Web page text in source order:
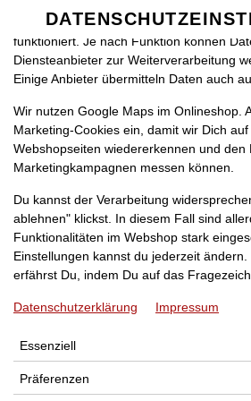
DE
CHICKEN
benötigt, damit bei Deinem Besuch
funktioniert. Je nach Funktion können
Diensteanbieter zur Weiterverarbeitung
Einige Anbieter übermitteln Daten auch
Wir nutzen Google Maps im Onlineshop.
Marketing-Cookies ein, damit wir Dich
Webshopseiten wiedererkennen und den
Marketingkampagnen messen können.
Du kannst der Verarbeitung
ablehnen" klickst. In diesem Fall sind
Funktionalitäten im Webshop stark
Einstellungen kannst du jederzeit
erfährst Du, indem Du auf das
Datenschutzerklärung Impressum
Essenziell
Präferenzen